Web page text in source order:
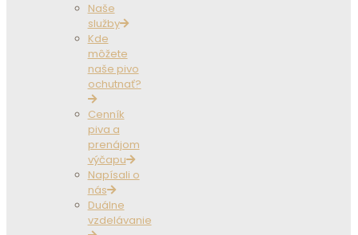
Naše
služby
Kde
môžete
naše pivo
ochutnať?
Cenník
piva a
prenájom
výčapu
Napísali o
nás
Duálne
vzdelávanie